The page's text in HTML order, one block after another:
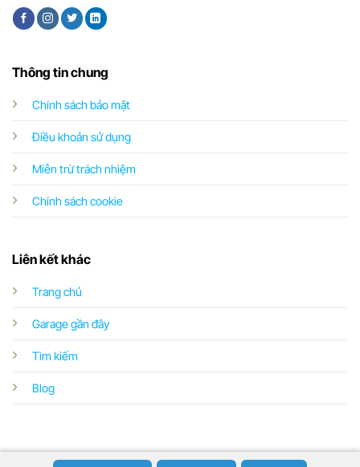
Thông tin chung
Chính sách bảo mật
Điều khoản sử dụng
Miễn trừ trách nhiệm
Chính sách cookie
Liên kết khác
Trang chủ
Garage gần đây
Tìm kiếm
Blog